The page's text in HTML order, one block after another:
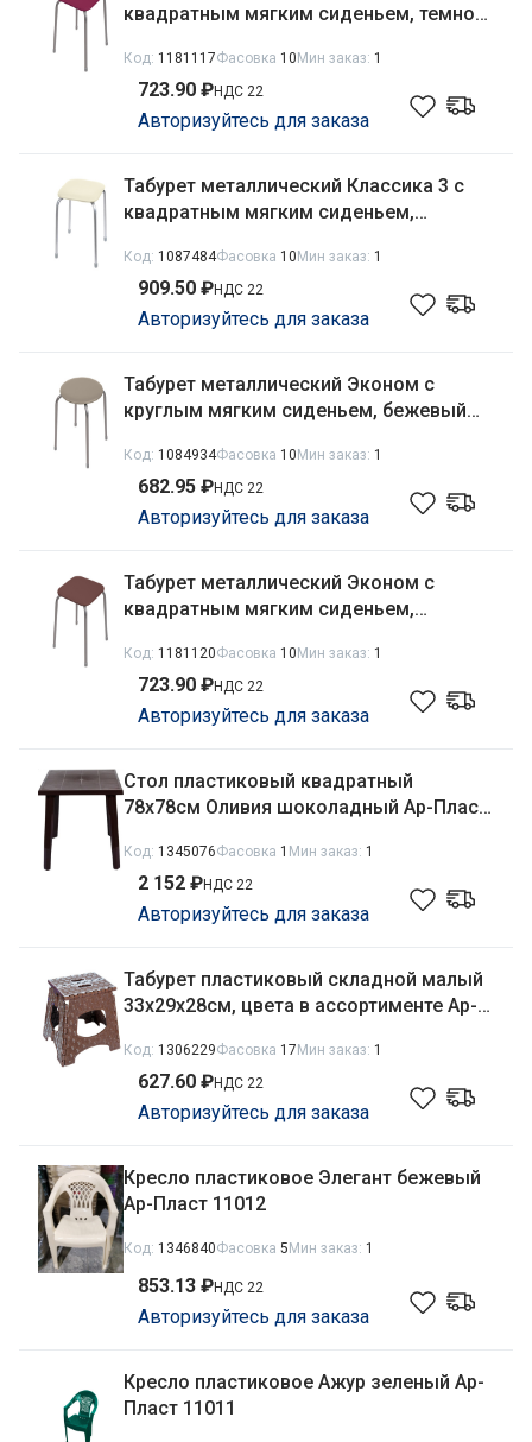
квадратным мягким сиденьем, темно-
Код: 1181117Фасовка 10Мин заказ: 1
723.90 ₽НДС 22
Авторизуйтесь для заказа
Табурет металлический Классика 3 с
квадратным мягким сиденьем,
Код: 1087484Фасовка 10Мин заказ: 1
909.50 ₽НДС 22
Авторизуйтесь для заказа
Табурет металлический Эконом с
круглым мягким сиденьем, бежевый
Код: 1084934Фасовка 10Мин заказ: 1
682.95 ₽НДС 22
Авторизуйтесь для заказа
Табурет металлический Эконом с
квадратным мягким сиденьем,
Код: 1181120Фасовка 10Мин заказ: 1
723.90 ₽НДС 22
Авторизуйтесь для заказа
Стол пластиковый квадратный
78х78см Оливия шоколадный Ар-Пласт
Код: 1345076Фасовка 1 Мин заказ: 1
2 152 ₽НДС 22
Авторизуйтесь для заказа
Табурет пластиковый складной малый
33х29х28см, цвета в ассортименте Ар-
Код: 1306229Фасовка 17Мин заказ: 1
627.60 ₽НДС 22
Авторизуйтесь для заказа
Кресло пластиковое Элегант бежевый
Ар-Пласт 11012
Код: 1346840Фасовка 5Мин заказ: 1
853.13 ₽НДС 22
Авторизуйтесь для заказа
Кресло пластиковое Ажур зеленый Ар-
Пласт 11011